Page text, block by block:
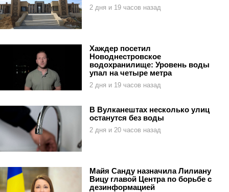
2 дня и 19 часов назад
Хаждер посетил
Новоднестровское
водохранилище: Уровень воды
упал на четыре метра
2 дня и 19 часов назад
В Вулканештах несколько улиц
останутся без воды
2 дня и 20 часов назад
Майя Санду назначила Лилиану
Вицу главой Центра по борьбе с
дезинформацией